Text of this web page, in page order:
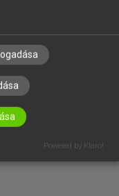
Powered by Klaro!